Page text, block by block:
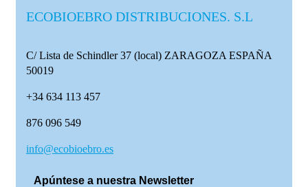
ECOBIOEBRO DISTRIBUCIONES. S.L
C/ Lista de Schindler 37 (local) ZARAGOZA ESPAÑA
50019
+34 634 113 457
876 096 549
info@ecobioebro.es
Apúntese a nuestra Newsletter